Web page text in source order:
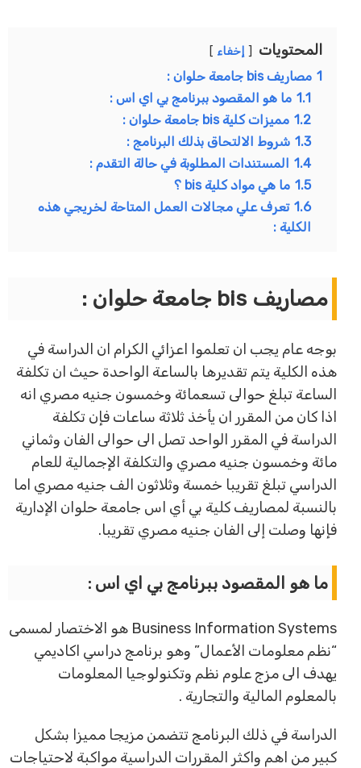
المحتويات إخفاء
مصاريف bis جامعة حلوان :
ما هو المقصود ببرنامج بي اي اس :
1.2 مميزات كلية bis جامعة حلوان :
1.3 شروط الالتحاق بذلك البرنامج :
1.4 المستندات المطلوبة في حالة التقدم :
1.5 ما هي مواد كلية bis ؟
1.6 تعرف علي مجالات العمل المتاحة لخريجي هذه
الكلية :
مصاريف bis جامعة حلوان :
بوجه عام يجب ان تعلموا اعزائي الكرام ان الدراسة في
هذه الكلية يتم تقديرها بالساعة الواحدة حيث ان تكلفة
الساعة تبلغ حوالى تسعمائة وخمسون جنيه مصري انه
اذا كان من المقرر ان يأخذ ثلاثة ساعات فإن تكلفة
الدراسة في المقرر الواحد تصل الى حوالى الفان وثماني
مائة وخمسون جنيه مصري والتكلفة الإجمالية للعام
الدراسي تبلغ تقريبا خمسة وثلاثون الف جنيه مصري اما
بالنسبة لمصاريف كلية بي أي اس جامعة حلوان الإدارية
فإنها وصلت إلى الفان جنيه مصري تقريبا.
ما هو المقصود ببرنامج بي اي اس :
Business Information Systems هو الاختصار لمسمى
“نظم معلومات الأعمال” وهو برنامج دراسي اكاديمي
يهدف الى مزج علوم نظم وتكنولوجيا المعلومات
بالمعلوم المالية والتجارية .
الدراسة في ذلك البرنامج تتضمن مزيجا مميزا بشكل
كبير من اهم واكثر المقررات الدراسية مواكبة لاحتياجات